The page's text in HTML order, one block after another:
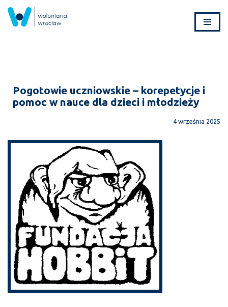
Przejdź
Pogotowie uczniowskie – korepetycje i
pomoc w nauce dla dzieci i młodzieży
4 września 2025